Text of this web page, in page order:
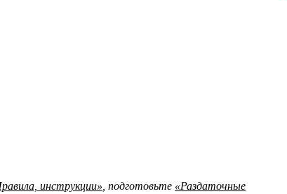
инструкции» , подготовьте «Раздаточные